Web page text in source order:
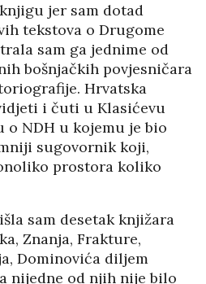
jer sam dotad
tekstova o Drugome
sam ga jednime od
bošnjačkih povjesničara
Hrvatska
i čuti u Klasićevu
NDH u kojemu je bio
sugovornik koji,
prostora koliko
sam desetak knjižara
Znanja, Frakture,
Dominovića diljem
nijedne od njih nije bilo